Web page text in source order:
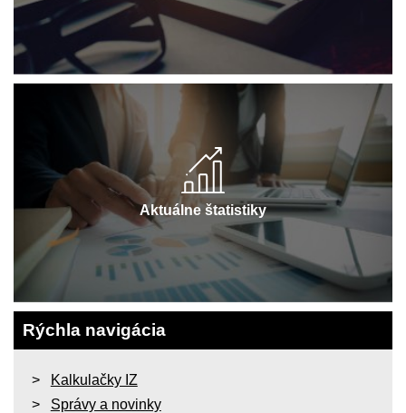
Aktuálne štatistiky
Rýchla navigácia
Kalkulačky IZ
Správy a novinky